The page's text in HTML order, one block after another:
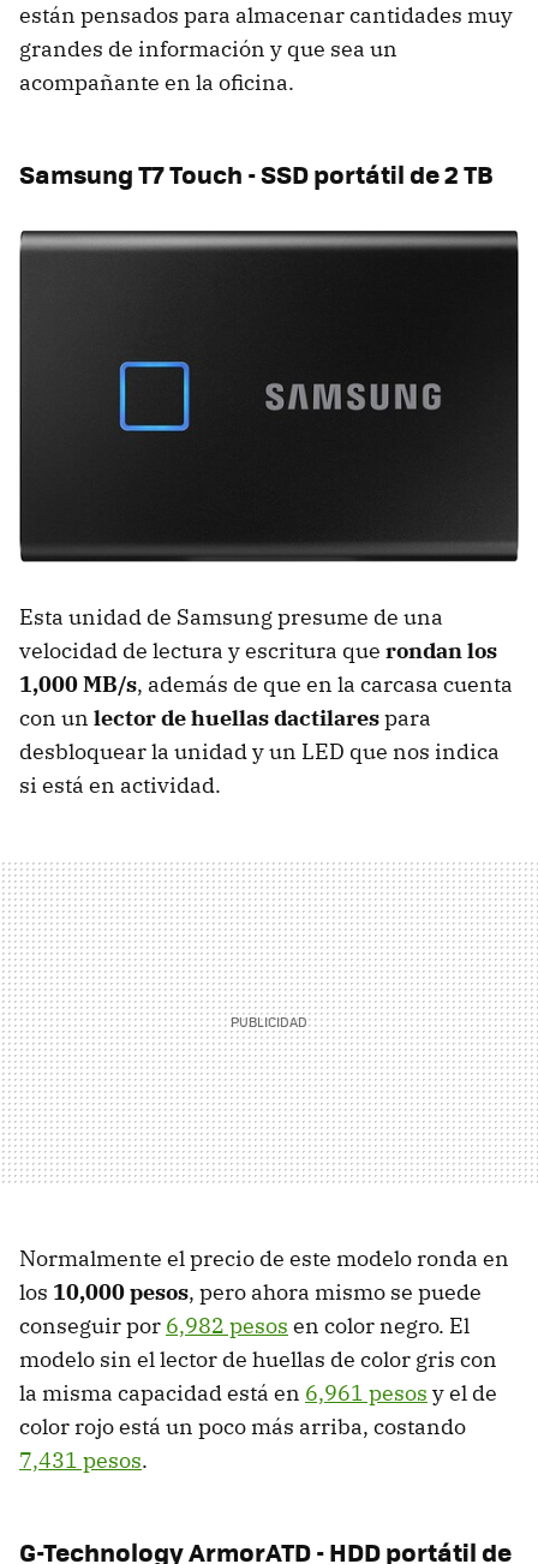
están pensados para almacenar cantidades muy
grandes de información y que sea un
acompañante en la oficina.
Samsung T7 Touch - SSD portátil de 2 TB
Esta unidad de Samsung presume de una
velocidad de lectura y escritura que rondan los
1,000 MB/s, además de que en la carcasa cuenta
con un lector de huellas dactilarespara
desbloquear la unidad y un LED que nos indica
si está en actividad.
Normalmente el precio de este modelo ronda en
los 10,000 pesos, pero ahora mismo se puede
conseguir por 6,982 pesos en color negro. El
modelo sin el lector de huellas de color gris con
la misma capacidad está en 6,961 pesos y el de
color rojo está un poco más arriba, costando
7,431 pesos.
G-Technology ArmorATD - HDD portátil de